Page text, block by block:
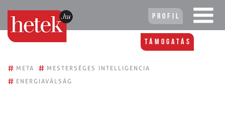
Profil
Támogatás
# META # MESTERSÉGES INTELLIGENCIA
# ENERGIAVÁLSÁG